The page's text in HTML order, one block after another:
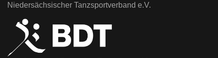
Niedersächsischer Tanzsportverband e.V.